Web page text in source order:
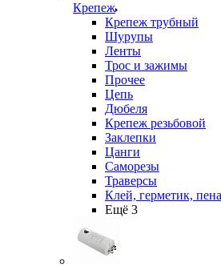
Крепеж
Крепеж трубный
Шурупы
Ленты
Трос и зажимы
Прочее
Цепь
Дюбеля
Крепеж резьбовой
Заклепки
Цанги
Саморезы
Траверсы
Клей, герметик,
Ещё 3